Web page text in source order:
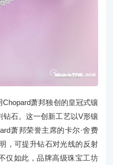
萧邦独创的皇冠式镶
石。这一创新工艺以V形镶
萧邦荣誉主席的卡尔·舍费
，可提升钻石对光线的反射
仅如此，品牌高级珠宝工坊